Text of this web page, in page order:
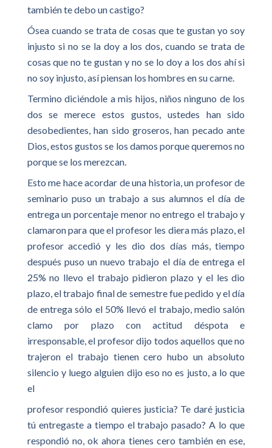
también te debo un castigo?
Ósea cuando se trata de cosas que te gustan yo soy
injusto si no se la doy a los dos, cuando se trata de
cosas que no te gustan y no se lo doy a los dos ahí si
no soy injusto, así piensan los hombres en su carne.
Termino diciéndole a mis hijos, niños ninguno de los
dos se merece estos gustos, ustedes han sido
desobedientes, han sido groseros, han pecado ante
Dios, estos gustos se los damos porque queremos no
porque se los merezcan.
Esto me hace acordar de una historia, un profesor de
seminario puso un trabajo a sus alumnos el día de
entrega un porcentaje menor no entrego el trabajo y
clamaron para que el profesor les diera más plazo, el
profesor accedió y les dio dos días más, tiempo
después puso un nuevo trabajo el día de entrega el
25% no llevo el trabajo pidieron plazo y el les dio
plazo, el trabajo final de semestre fue pedido y el día
de entrega sólo el 50% llevó el trabajo, medio salón
clamo por plazo con actitud déspota e
irresponsable, el profesor dijo todos aquellos que no
trajeron el trabajo tienen cero hubo un absoluto
silencio y luego alguien dijo eso no es justo, a lo que
el
profesor respondió quieres justicia? Te daré justicia
tú entregaste a tiempo el trabajo pasado? A lo que
respondió no, ok ahora tienes cero también en ese,